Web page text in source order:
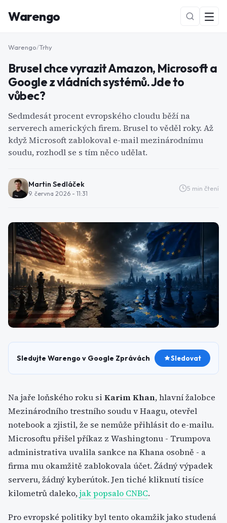
Warengo
NOVÉ
Warengo/Trhy
Brusel chce vyrazit Amazon, Microsoft a
Google z vládních systémů. Jde to
vůbec?
Sedmdesát procent evropského cloudu běží na
serverech amerických firem. Brusel to věděl roky. Až
když Microsoft zablokoval e-mail mezinárodnímu
soudu, rozhodl se s tím něco udělat.
Martin Sedláček
9. června 2026 - 11:31
5 min čtení
Sledujte Warengo v Google Zprávách Sledovat
Na jaře loňského roku si Karim Khan, hlavní žalobce
Mezinárodního trestního soudu v Haagu, otevřel
notebook a zjistil, že se nemůže přihlásit do e-mailu.
Microsoftu přišel příkaz z Washingtonu - Trumpova
administrativa uvalila sankce na Khana osobně - a
firma mu okamžitě zablokovala účet. Žádný výpadek
serveru, žádný kyberútok. Jen tiché kliknutí tisíce
kilometrů daleko,jak popsalo CNBC.
Pro evropské politiky byl tento okamžik jako studená